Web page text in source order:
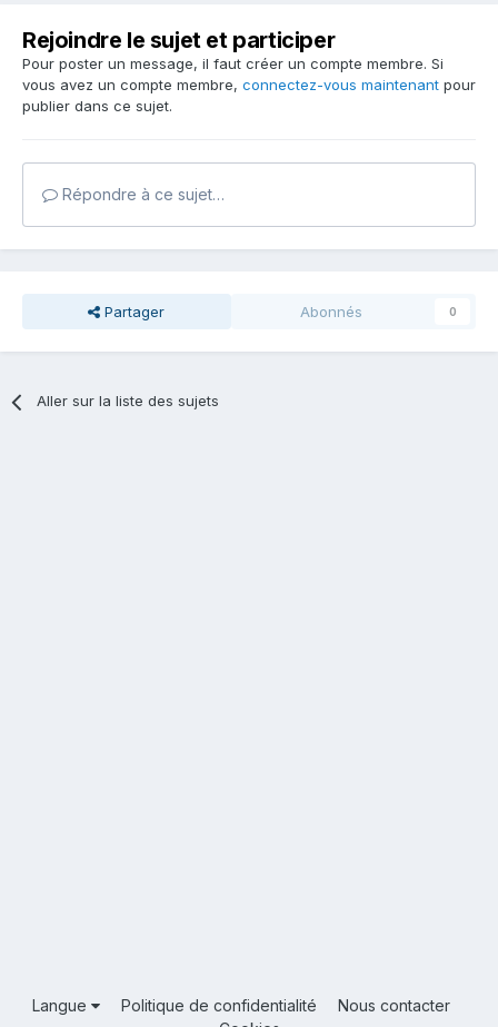
Rejoindre le sujet et participer
Pour poster un message, il faut créer un compte membre. Si
vous avez un compte membre, connectez-vous maintenant pour
publier dans ce sujet.
Répondre à ce sujet…
Partager Abonnés 0
Aller sur la liste des sujets
Langue Politique de confidentialité
Nous contacter